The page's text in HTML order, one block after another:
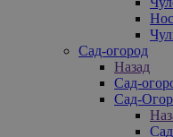
Сад-огород
Назад
Сад-
Сад-